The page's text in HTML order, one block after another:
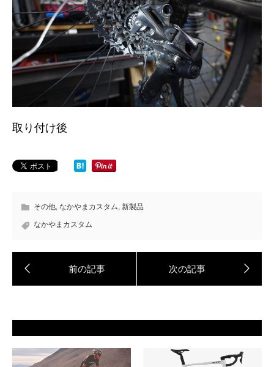
取り付け後
その他, なかやまカスタム, 新製品
なかやまカスタム